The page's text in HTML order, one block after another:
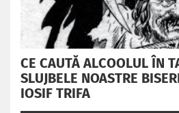
CE CAUTĂ ALCOOLUL ÎN
SLUJBELE NOASTRE
IOSIF TRIFA